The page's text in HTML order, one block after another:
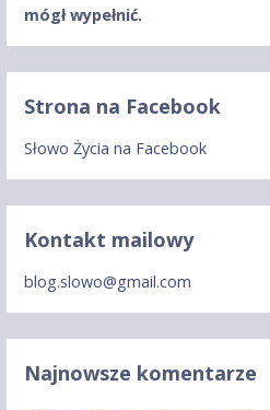
mógł wypełnić.
Strona na Facebook
Słowo Życia na Facebook
Kontakt mailowy
blog.slowo@gmail.com
Najnowsze komentarze